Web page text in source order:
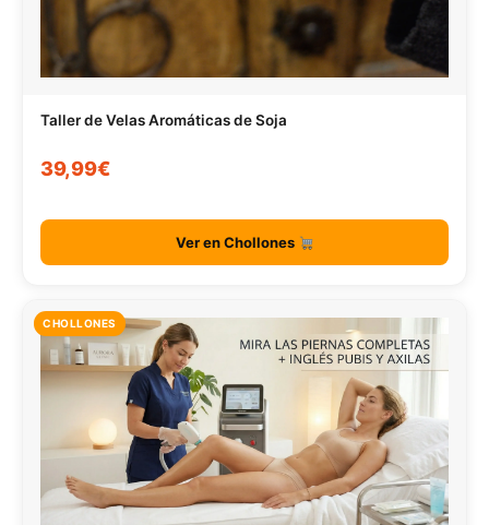
Taller de Velas Aromáticas de Soja
39,99€
Ver en Chollones
CHOLLONES